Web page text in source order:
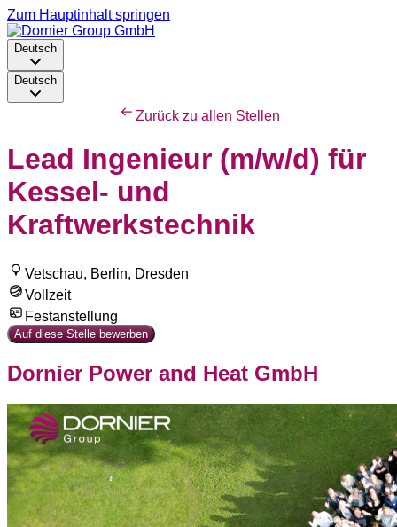
Zum Hauptinhalt springen
Deutsch
Deutsch
Zurück zu allen Stellen
Lead Ingenieur (m/w/d) für
Kessel- und
Kraftwerkstechnik
Vetschau, Berlin, Dresden
Vollzeit
Festanstellung
Auf diese Stelle bewerben
Dornier Power and Heat GmbH